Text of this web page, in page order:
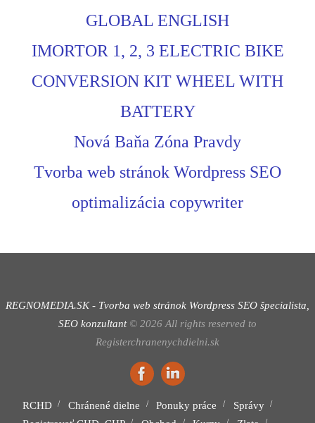
GLOBAL ENGLISH
IMORTOR 1, 2, 3 ELECTRIC BIKE
CONVERSION KIT WHEEL WITH
BATTERY
Nová Baňa Zóna Pravdy
Tvorba web stránok Wordpress SEO
optimalizácia copywriter
REGNOMEDIA.SK - Tvorba web stránok Wordpress SEO špecialista,
SEO konzultant© 2026 All rights reserved to
Registerchranenychdielni.sk
RCHD Chránené dielne Ponuky práce
Správy